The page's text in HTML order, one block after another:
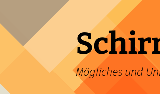
springen
Mögliches und